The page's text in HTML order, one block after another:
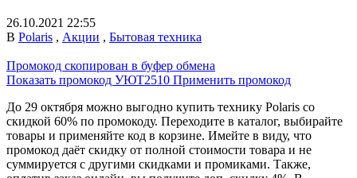
26.10.2021 22:55
В Polaris , Акции , Бытовая техника
Промокод скопирован в буфер обмена
Показать промокод УЮТ2510 Применить промокод
До 29 октября можно выгодно купить технику Polaris со
скидкой 60% по промокоду. Переходите в каталог, выбирайте
товары и применяйте код в корзине. Имейте в виду, что
промокод даёт скидку от полной стоимости товара и не
суммируется с другими скидками и промиками. Также,